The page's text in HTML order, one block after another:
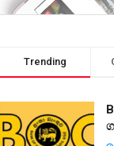
Trending